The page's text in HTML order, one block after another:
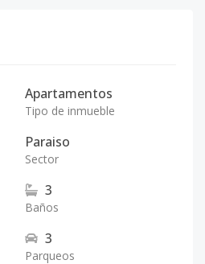
Apartamentos
Tipo de inmueble
Paraiso
Sector
3
Baños
3
Parqueos